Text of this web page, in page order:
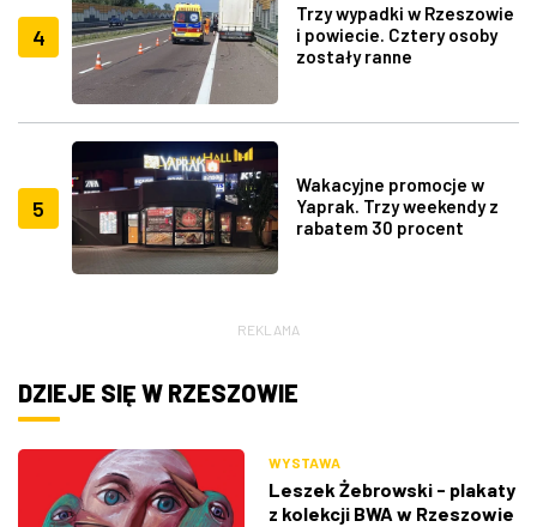
4
Trzy wypadki w Rzeszowie
i powiecie. Cztery osoby
zostały ranne
5
Wakacyjne promocje w
Yaprak. Trzy weekendy z
rabatem 30 procent
REKLAMA
DZIEJE SIĘ W RZESZOWIE
WYSTAWA
Leszek Żebrowski - plakaty
z kolekcji BWA w Rzeszowie